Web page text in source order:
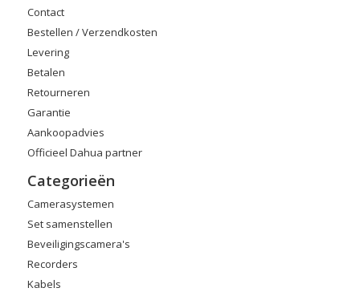
Contact
Bestellen / Verzendkosten
Levering
Betalen
Retourneren
Garantie
Aankoopadvies
Officieel Dahua partner
Categorieën
Camerasystemen
Set samenstellen
Beveiligingscamera's
Recorders
Kabels